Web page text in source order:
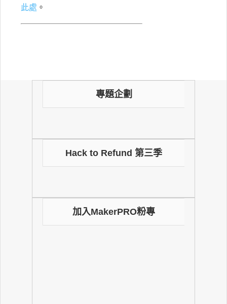
此處 。
專題企劃
Hack to Refund 第三季
加入MakerPRO粉專